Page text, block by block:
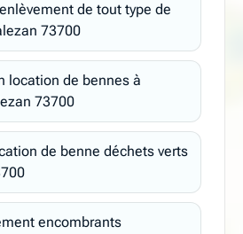
de tout type de
73700
location de bennes à
73700
de benne déchets verts
encombrants